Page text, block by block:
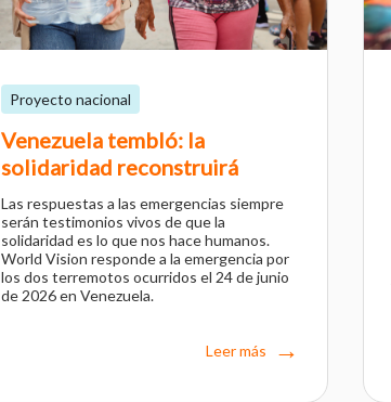
Proyecto nacional
Venezuela tembló: la
solidaridad reconstruirá
Las respuestas a las emergencias siempre
serán testimonios vivos de que la
solidaridad es lo que nos hace humanos.
World Vision responde a la emergencia por
los dos terremotos ocurridos el 24 de junio
de 2026 en Venezuela.
Leer más